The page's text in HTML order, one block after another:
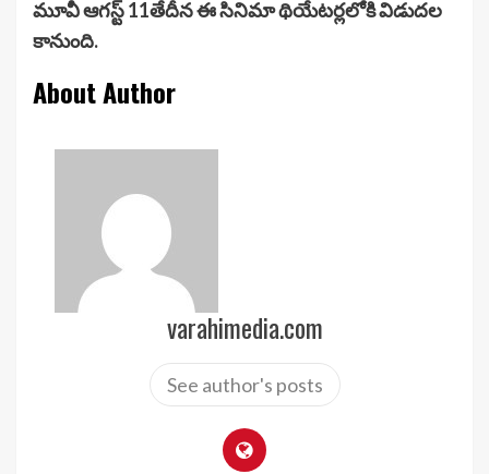
మూవీ ఆగస్ట్ 11తేదీన ఈ సినిమా థియేటర్లలోకి విడుదల
కానుంది.
About Author
varahimedia.com
See author's posts